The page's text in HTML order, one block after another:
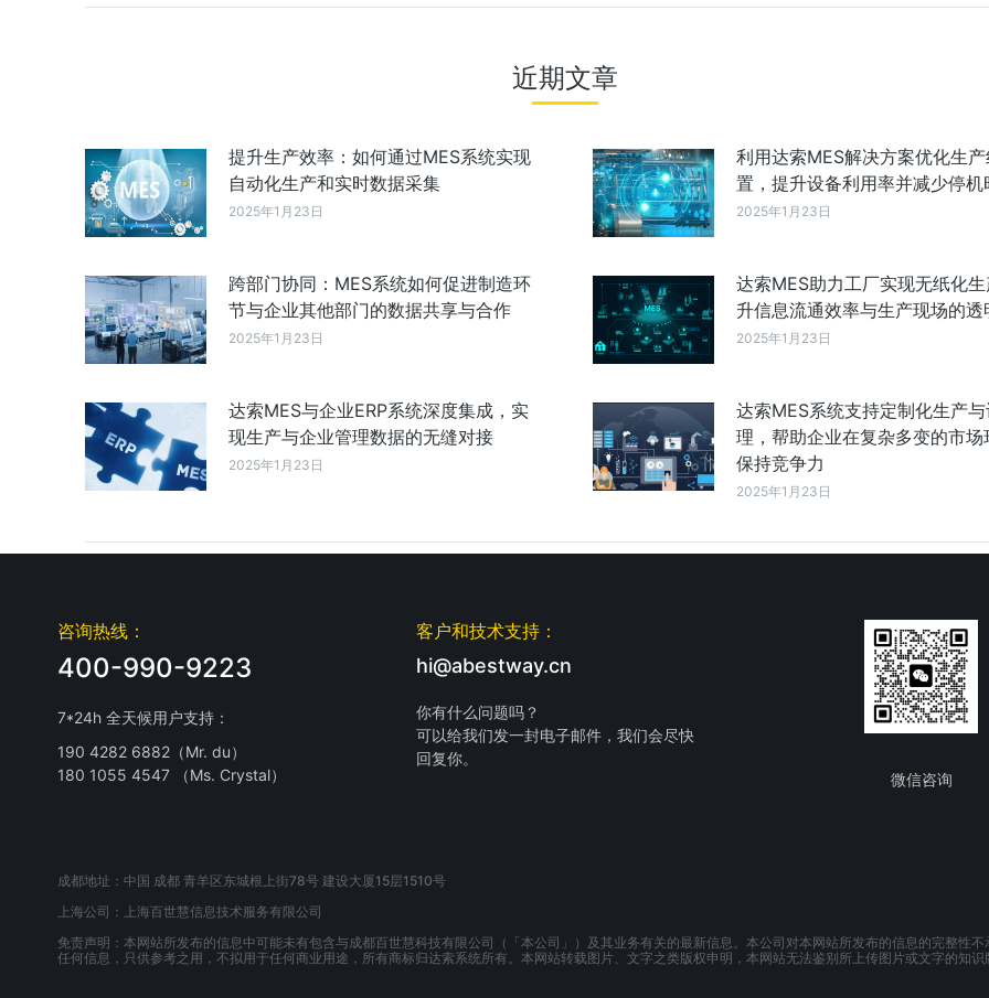
近期文章
提升生产效率：如何通过MES系统实现
自动化生产和实时数据采集
2025年1月23日
利用达索MES解决方案优化生
置，提升设备利用率并减少停机
2025年1月23日
跨部门协同：MES系统如何促进制造环
节与企业其他部门的数据共享与合作
2025年1月23日
达索MES助力工厂实现无纸化
升信息流通效率与生产现场的透
2025年1月23日
达索MES与企业ERP系统深度集成，实
现生产与企业管理数据的无缝对接
2025年1月23日
达索MES系统支持定制化生产
理，帮助企业在复杂多变的市场
保持竞争力
2025年1月23日
咨询热线：
400-990-9223
7*24h 全天候用户支持：
190 4282 6882（Mr. du）
180 1055 4547 （Ms. Crystal）
客户和技术支持：
hi@abestway.cn
你有什么问题吗？
可以给我们发一封电子邮件，我们会尽快
回复你。
微信咨询
成都地址：中国 成都 青羊区东城根上街78号 建设大厦15层1510号
上海公司：上海百世慧信息技术服务有限公司
免责声明：本网站所发布的信息中可能未有包含与成都百世慧科技有限公司（「本公司」）及其业务有关的最新信息。本公司对本网站所发布的信息的完整性
任何信息，只供参考之用，不拟用于任何商业用途，所有商标归达索系统所有。本网站转载图片、文字之类版权申明，本网站无法鉴别所上传图片或文字的知